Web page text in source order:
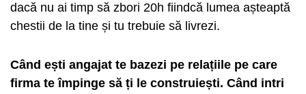
dacă nu ai timp să zbori 20h fiindcă lumea așteaptă
chestii de la tine și tu trebuie să livrezi.
Când ești angajat te bazezi pe relațiile pe care
firma te împinge să ți le construiești. Când intri